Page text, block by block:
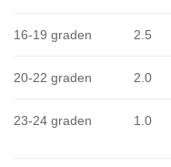
16-19 graden 2.5
20-22 graden 2.0
23-24 graden 1.0